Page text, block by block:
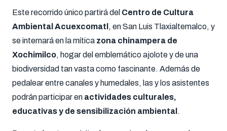
Este recorrido único partirá del Centro de Cultura
Ambiental Acuexcomatl , en San Luis Tlaxialtemalco, y
se internará en la mítica zona chinampera de
Xochimilco, hogar del emblemático ajolote y de una
biodiversidad tan vasta como fascinante. Además de
pedalear entre canales y humedales, las y los asistentes
podrán participar en actividades culturales,
educativas y de sensibilización ambiental .